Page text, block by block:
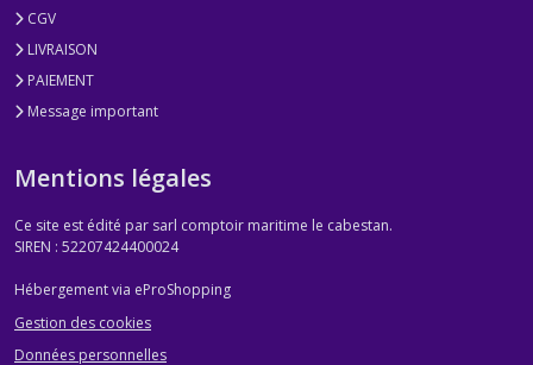
CGV
LIVRAISON
PAIEMENT
Message important
Mentions légales
Ce site est édité par sarl comptoir maritime le cabestan.
SIREN : 52207424400024
Hébergement via eProShopping
Gestion des cookies
Données personnelles